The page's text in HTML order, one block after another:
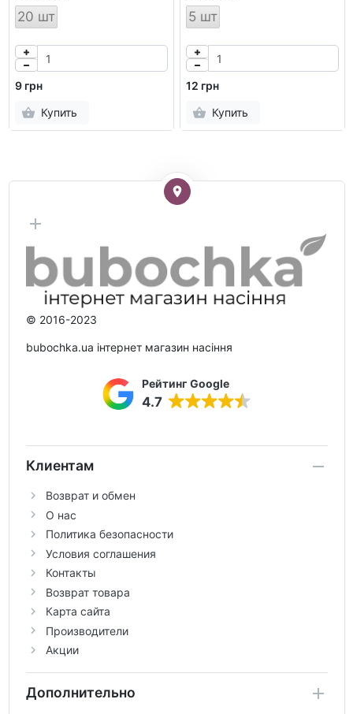
20 шт
9 грн
Купить
5 шт
12 грн
Купить
© 2016-2023
bubochka.ua інтернет магазин насіння
Рейтинг Google
4.7
Клиентам
Возврат и обмен
О нас
Политика безопасности
Условия соглашения
Контакты
Возврат товара
Карта сайта
Производители
Акции
Дополнительно